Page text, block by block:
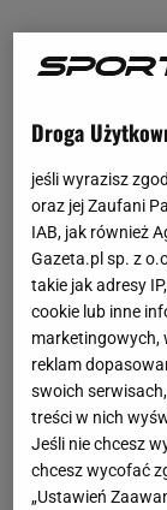
Droga
jeśli wyrazisz
oraz jej Zaufani
IAB, jak również
Gazeta.pl sp. z
takie jak adresy
cookie lub inne
marketingowych,
reklam
swoich
treści w nich
Jeśli nie chcesz
chcesz wycofać
„Ustawień